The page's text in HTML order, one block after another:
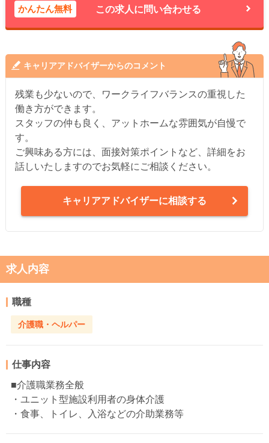
かんたん無料 この求人に問い合わせる
キャリアアドバイザーからのコメント
残業も少ないので、ワークライフバランスの重視した
働き方ができます。
スタッフの仲も良く、アットホームな雰囲気が自慢で
す。
ご興味ある方には、面接対策ポイントなど、詳細をお
話しいたしますのでお気軽にご相談ください。
キャリアアドバイザーに相談する
求人内容
職種
介護職・ヘルパー
仕事内容
■介護職業務全般
・ユニット型施設利用者の身体介護
・食事、トイレ、入浴などの介助業務等